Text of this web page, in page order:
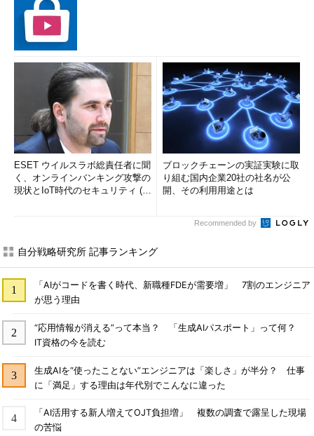
ESET ウイルスラボ総責任者に聞
く、オンラインバンキング攻撃の
現状とIoT時代のセキュリティ (1/
ブロックチェーンの実証実験に取
り組む国内企業20社の社名が公
開、その利用用途とは
Recommended by
自分戦略研究所 記事ランキング
「AIがコードを書く時代、新職種FDEが需要増」 7割のエンジニア
が思う理由
“応用情報が消える”って本当？ 「生成AIパスポート」って何？
IT資格の今を読む
生成AIを“使ったことない”エンジニアは「楽しさ」が半分？ 仕事
に「満足」する理由は年代別でこんなに違った
「AI活用する新人増えてOJT負担増」 複数の調査で露呈した現場
の苦悩